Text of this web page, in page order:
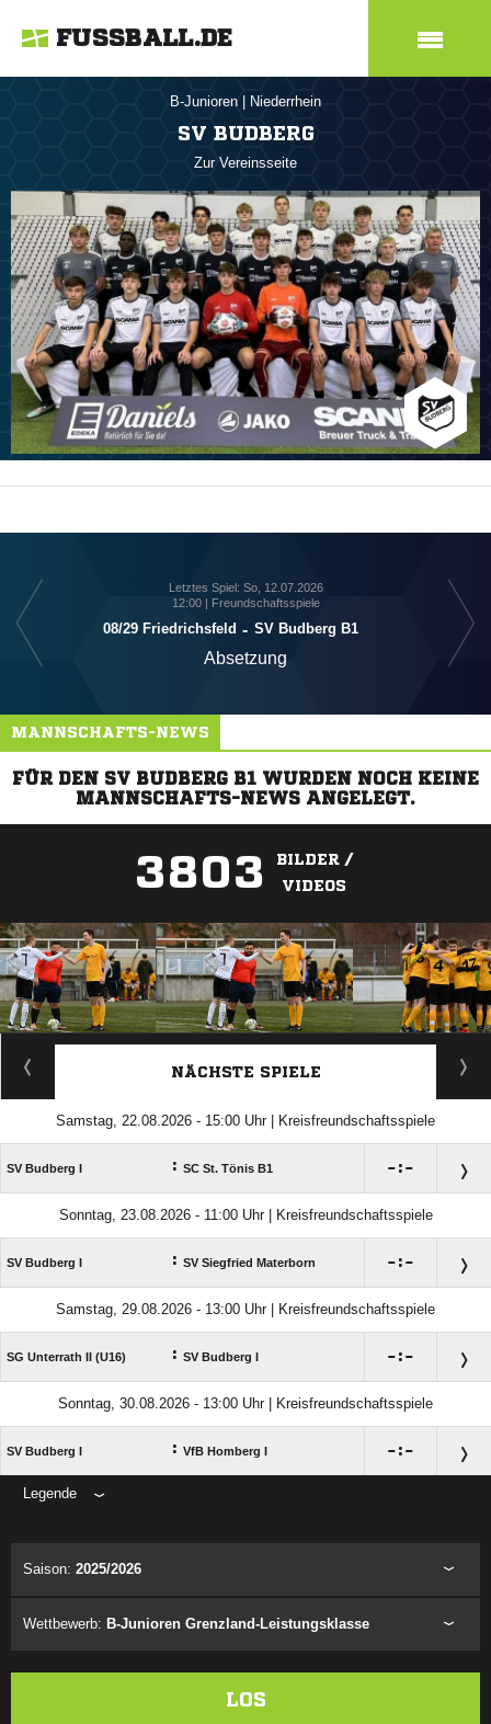
FUSSBALL.DE
B-Junioren Niederrhein
SV BUDBERG
Zur Vereinsseite
Letztes Spiel: So, 12.07.2026
12:00 | Freundschaftsspiele
08/​29 Friedrichsfeld - SV Budberg B1
Absetzung
MANNSCHAFTS-NEWS
FÜR DEN SV BUDBERG B1 WURDEN NOCH KEINE
MANNSCHAFTS-NEWS ANGELEGT.
3803
BILDER /
VIDEOS
ANZEIGE
NÄCHSTE SPIELE
Samstag, 22.08.2026 - 15:00 Uhr | Kreisfreundschaftsspiele
SV Budberg I : SC St. Tönis B1 :
Sonntag, 23.08.2026 - 11:00 Uhr | Kreisfreundschaftsspiele
SV Budberg I : SV Siegfried Materborn :
Samstag, 29.08.2026 - 13:00 Uhr | Kreisfreundschaftsspiele
SG Unterrath II (U16) : SV Budberg I :
Sonntag, 30.08.2026 - 13:00 Uhr | Kreisfreundschaftsspiele
SV Budberg I : VfB Homberg I :
Legende
Saison: 2025/2026
Wettbewerb: B-Junioren Grenzland-Leistungsklasse
LOS